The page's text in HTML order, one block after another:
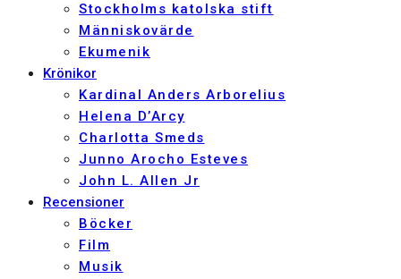
Stockholms katolska stift
Människovärde
Ekumenik
Krönikor
Kardinal Anders Arborelius
Helena D’Arcy
Charlotta Smeds
Junno Arocho Esteves
John L. Allen Jr
Recensioner
Böcker
Film
Musik